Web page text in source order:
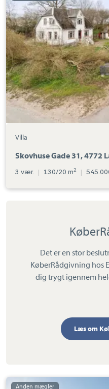
Gade
31,
4772
Langebæk
Villa
Skovhuse Gade 31, 4772
3 vær. | 130/20 m2 |
Det er en stor
KøberRådgivning hos
dig trygt igennem
Læs om
Villa: